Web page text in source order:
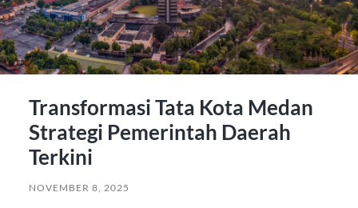
Transformasi Tata Kota Medan
Strategi Pemerintah Daerah
Terkini
NOVEMBER 8, 2025